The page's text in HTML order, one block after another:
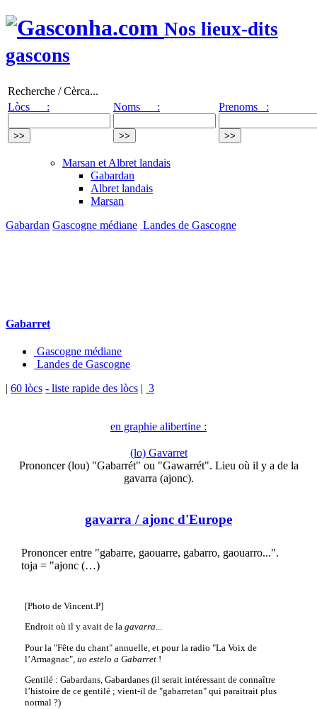
Nos lieux-dits
gascons
Recherche / Cèrca...
Lòcs :
Noms : Prenoms :
Marsan et Albret landais
Gabardan
Albret landais
Marsan
Gabardan Gascogne médiane Landes de Gascogne
Gabarret
Gascogne médiane
Landes de Gascogne
| 60 lòcs - liste rapide des lòcs | 3
en graphie alibertine :
(lo) Gavarret
Prononcer (lou) "Gabarrét" ou "Gawarrét". Lieu où il y a de la
gavarra (ajonc).
gavarra / ajonc d'Europe
Prononcer entre "gabarre, gaouarre, gabarro, gaouarro...".
toja = "ajonc (…)
[Photo de Vincent.P]
Endroit où il y avait de la gavarra...
Pour la "Fête du chant" annuelle, et pour la radio "La Voix de
l’Armagnac", uo estelo a Gabarret!
Gentilé : Gabardans, Gabardanes (il serait intéressant de connaître
l’histoire de ce gentilé ; vient-il de "gabarretan" qui paraitrait plus
normal ?)